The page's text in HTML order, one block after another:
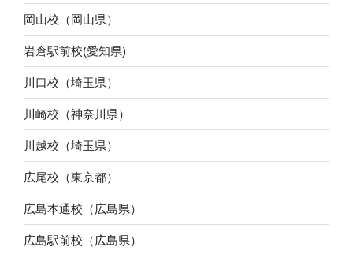
岡山校（岡山県）
岩倉駅前校(愛知県)
川口校（埼玉県）
川崎校（神奈川県）
川越校（埼玉県）
広尾校（東京都）
広島本通校（広島県）
広島駅前校（広島県）